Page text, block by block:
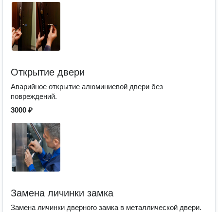
Открытие двери
Аварийное открытие алюминиевой двери без
повреждений.
3000 ₽
Замена личинки замка
Замена личинки дверного замка в металлической двери.